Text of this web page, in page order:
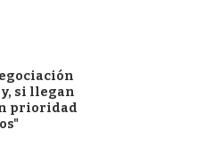
y, si llegan
prioridad